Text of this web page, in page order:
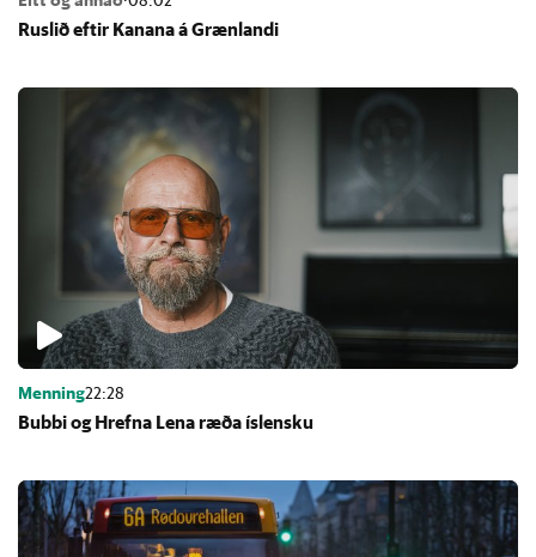
Rusl­ið eft­ir Kan­ana á Græn­landi
Menning22:28
Bubbi og Hrefna Lena ræða ís­lensku